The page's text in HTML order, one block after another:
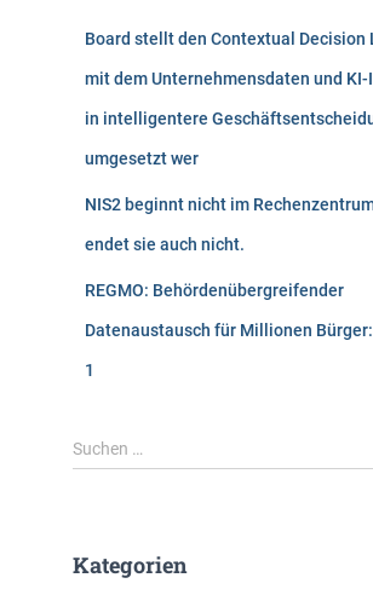
Board stellt den Contextual Decision
mit dem Unternehmensdaten und
in intelligentere
umgesetzt wer
NIS2 beginnt nicht im
endet sie auch nicht.
REGMO: Behördenübergreifender
Datenaustausch für Millionen
1
S
u
n
Suchen …
Kategorien